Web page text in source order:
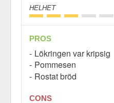
HELHET
PROS
Lökringen var kripsig
Pommesen
Rostat bröd
CONS